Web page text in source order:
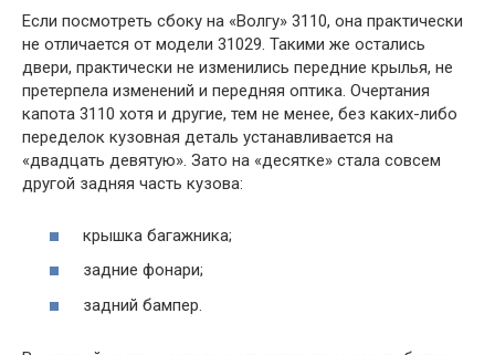
Если посмотреть сбоку на «Волгу» 3110, она практически
не отличается от модели 31029. Такими же остались
двери, практически не изменились передние крылья, не
претерпела изменений и передняя оптика. Очертания
капота 3110 хотя и другие, тем не менее, без каких-либо
переделок кузовная деталь устанавливается на
«двадцать девятую». Зато на «десятке» стала совсем
другой задняя часть кузова:
крышка багажника;
задние фонари;
задний бампер.